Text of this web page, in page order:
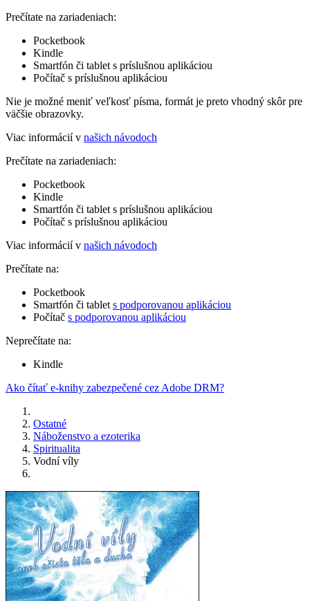
Prečítate na zariadeniach:
Pocketbook
Kindle
Smartfón či tablet s príslušnou aplikáciou
Počítač s príslušnou aplikáciou
Nie je možné meniť veľkosť písma, formát je preto vhodný skôr pre
väčšie obrazovky.
Viac informácií v našich návodoch
Prečítate na zariadeniach:
Pocketbook
Kindle
Smartfón či tablet s príslušnou aplikáciou
Počítač s príslušnou aplikáciou
Viac informácií v našich návodoch
Prečítate na:
Pocketbook
Smartfón či tablet s podporovanou aplikáciou
Počítač s podporovanou aplikáciou
Neprečítate na:
Kindle
Ako čítať e-knihy zabezpečené cez Adobe DRM?
Ostatné
Náboženstvo a ezoterika
Spiritualita
Vodní víly